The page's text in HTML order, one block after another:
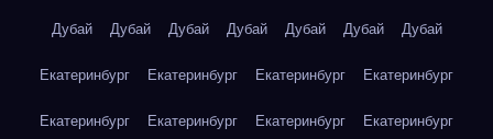
Дубай Дубай Дубай Дубай Дубай Дубай Дубай
Екатеринбург Екатеринбург Екатеринбург Екатеринбург
Екатеринбург Екатеринбург Екатеринбург Екатеринбург